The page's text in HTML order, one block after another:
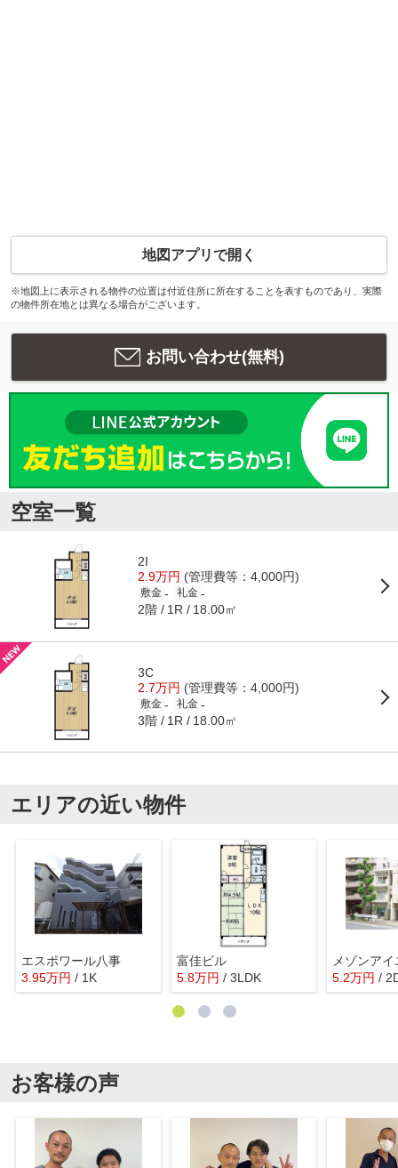
地図アプリで開く
※地図上に表示される物件の位置は付近住所に所在することを表すものであり、実際
の物件所在地とは異なる場合がございます。
お問い合わせ(無料)
空室一覧
2I
2.9万円 (管理費等：4,000円)
敷金 - 礼金 -
2階 1R 18.00㎡
3C
2.7万円 (管理費等：4,000円)
敷金 - 礼金 -
3階 1R 18.00㎡
エリアの近い物件
エスポワール八事
3.95万円 / 1K
富佳ビル
5.8万円 / 3LDK
メゾンアイ
5.2万円 /
お客様の声